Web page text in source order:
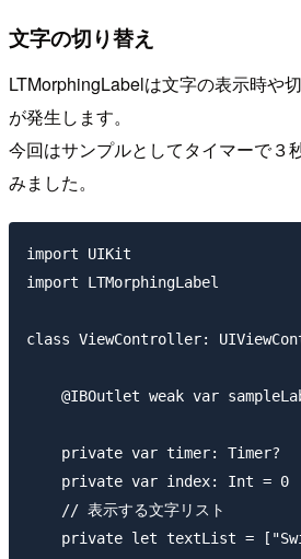
文字の切り替え
LTMorphingLabelは文字の表示時や
が発生します。
今回はサンプルとしてタイマーで３
みました。
import UIKit
import LTMorphingLabel
class ViewController:
@IBOutlet weak var
    private var timer: Timer?
    private var index: Int = 0
    // 表示する文字リスト
private let textList =